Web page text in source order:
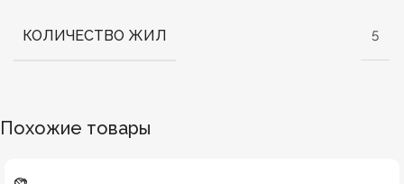
КОЛИЧЕСТВО ЖИЛ 5
Похожие товары